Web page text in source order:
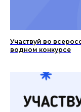
Участвуй во
водном конкурсе